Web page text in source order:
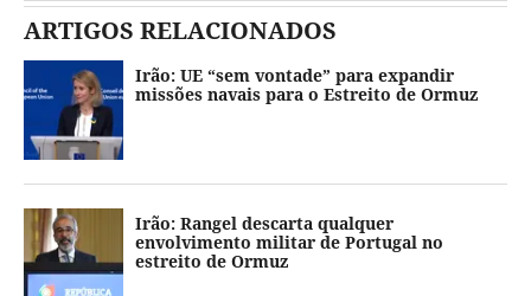
ARTIGOS RELACIONADOS
Irão: UE “sem vontade” para expandir
missões navais para o Estreito de Ormuz
Irão: Rangel descarta qualquer
envolvimento militar de Portugal no
estreito de Ormuz